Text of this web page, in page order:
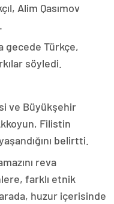
Alim Qasımov
gecede Türkçe,
söyledi.
ve Büyükşehir
Filistin
belirtti.
reva
farklı etnik
huzur içerisinde